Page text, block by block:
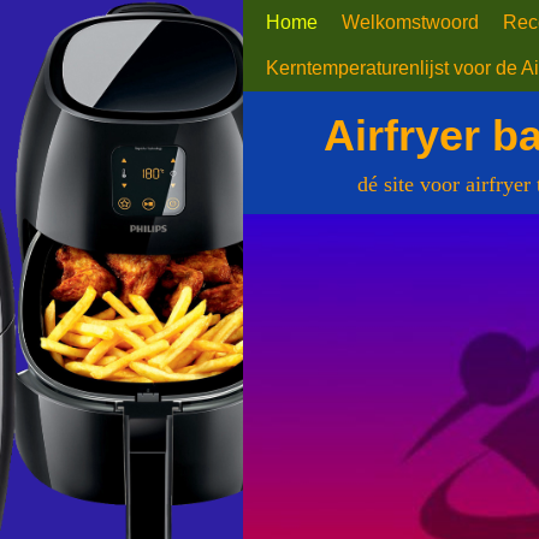
Home Welkomstwoord
Kerntemperaturenlijst voor de
Airfryer
dé site voor airfryer